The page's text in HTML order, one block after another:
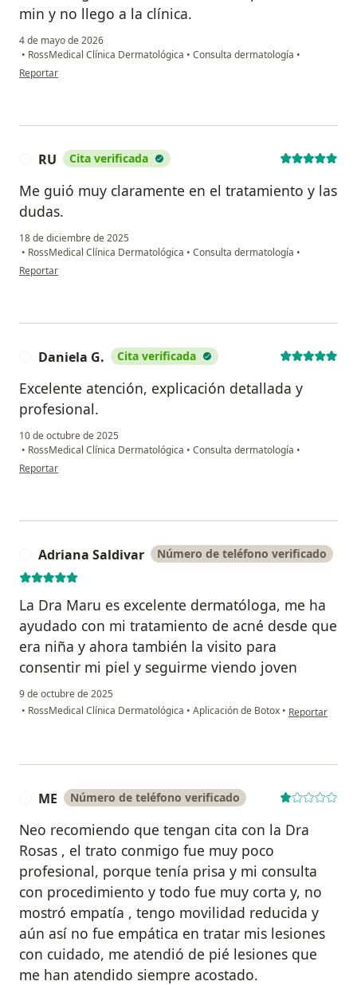
min y no llego a la clínica.
4 de mayo de 2026
• RossMedical Clínica Dermatológica • Consulta dermatología •
en opinión del usuario Karla
Reportar
RU Cita verificada
Me guió muy claramente en el tratamiento y las
dudas.
18 de diciembre de 2025
• RossMedical Clínica Dermatológica • Consulta dermatología •
en opinión del usuario RU
Reportar
Daniela G. Cita verificada
Excelente atención, explicación detallada y
profesional.
10 de octubre de 2025
• RossMedical Clínica Dermatológica • Consulta dermatología •
en opinión del usuario Daniela G.
Reportar
Adriana Saldivar Número de teléfono verificado
La Dra Maru es excelente dermatóloga, me ha
ayudado con mi tratamiento de acné desde que
era niña y ahora también la visito para
consentir mi piel y seguirme viendo joven
9 de octubre de 2025
• RossMedical Clínica Dermatológica • Aplicación de Botox • en opinión del
Reportar
ME Número de teléfono verificado
Neo recomiendo que tengan cita con la Dra
Rosas , el trato conmigo fue muy poco
profesional, porque tenía prisa y mi consulta
con procedimiento y todo fue muy corta y, no
mostró empatía , tengo movilidad reducida y
aún así no fue empática en tratar mis lesiones
con cuidado, me atendió de pié lesiones que
me han atendido siempre acostado.